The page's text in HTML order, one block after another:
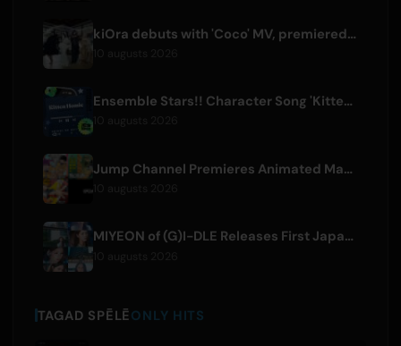
kiOra debuts with 'Coco' MV, premiered at HEAD IN THE CLOUDS LA
Ensemble Stars!! Character Song 'Kitten Homie' by Ritsu Sakuma Releases Worldwide
Jump Channel Premieres Animated Manga for Three New Shonen Jump Series
MIYEON of (G)I-DLE Releases First Japanese Solo Single 'RUN AWAY'
TAGAD SPĒLĒONLY HITS